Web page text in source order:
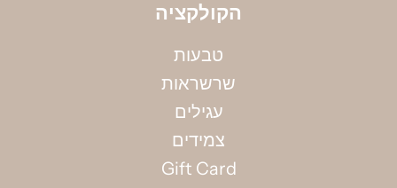
מדידת קוטר צמיד
בס"מ, תוכלי להשתמש גם בסרט מדידה.
הקולקציה
טבעות
שרשראות
עגילים
צמידים
Gift Card
ומבצעים, בהרשמתי אני
מסרים שיווקים למייל